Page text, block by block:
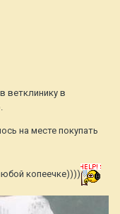
ветклинику в
на месте покупать
копеечке))))